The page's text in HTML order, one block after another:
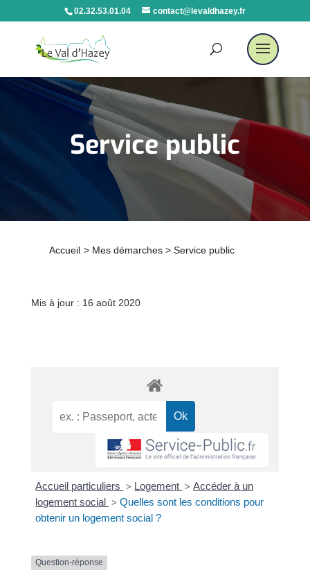
02.32.53.01.04 contact@levaldhazey.fr
Service public
Accueil > Mes démarches > Service public
Mis à jour : 16 août 2020
Accueil particuliers > Logement > Accéder à un
logement social > Quelles sont les conditions pour
obtenir un logement social ?
Question-réponse